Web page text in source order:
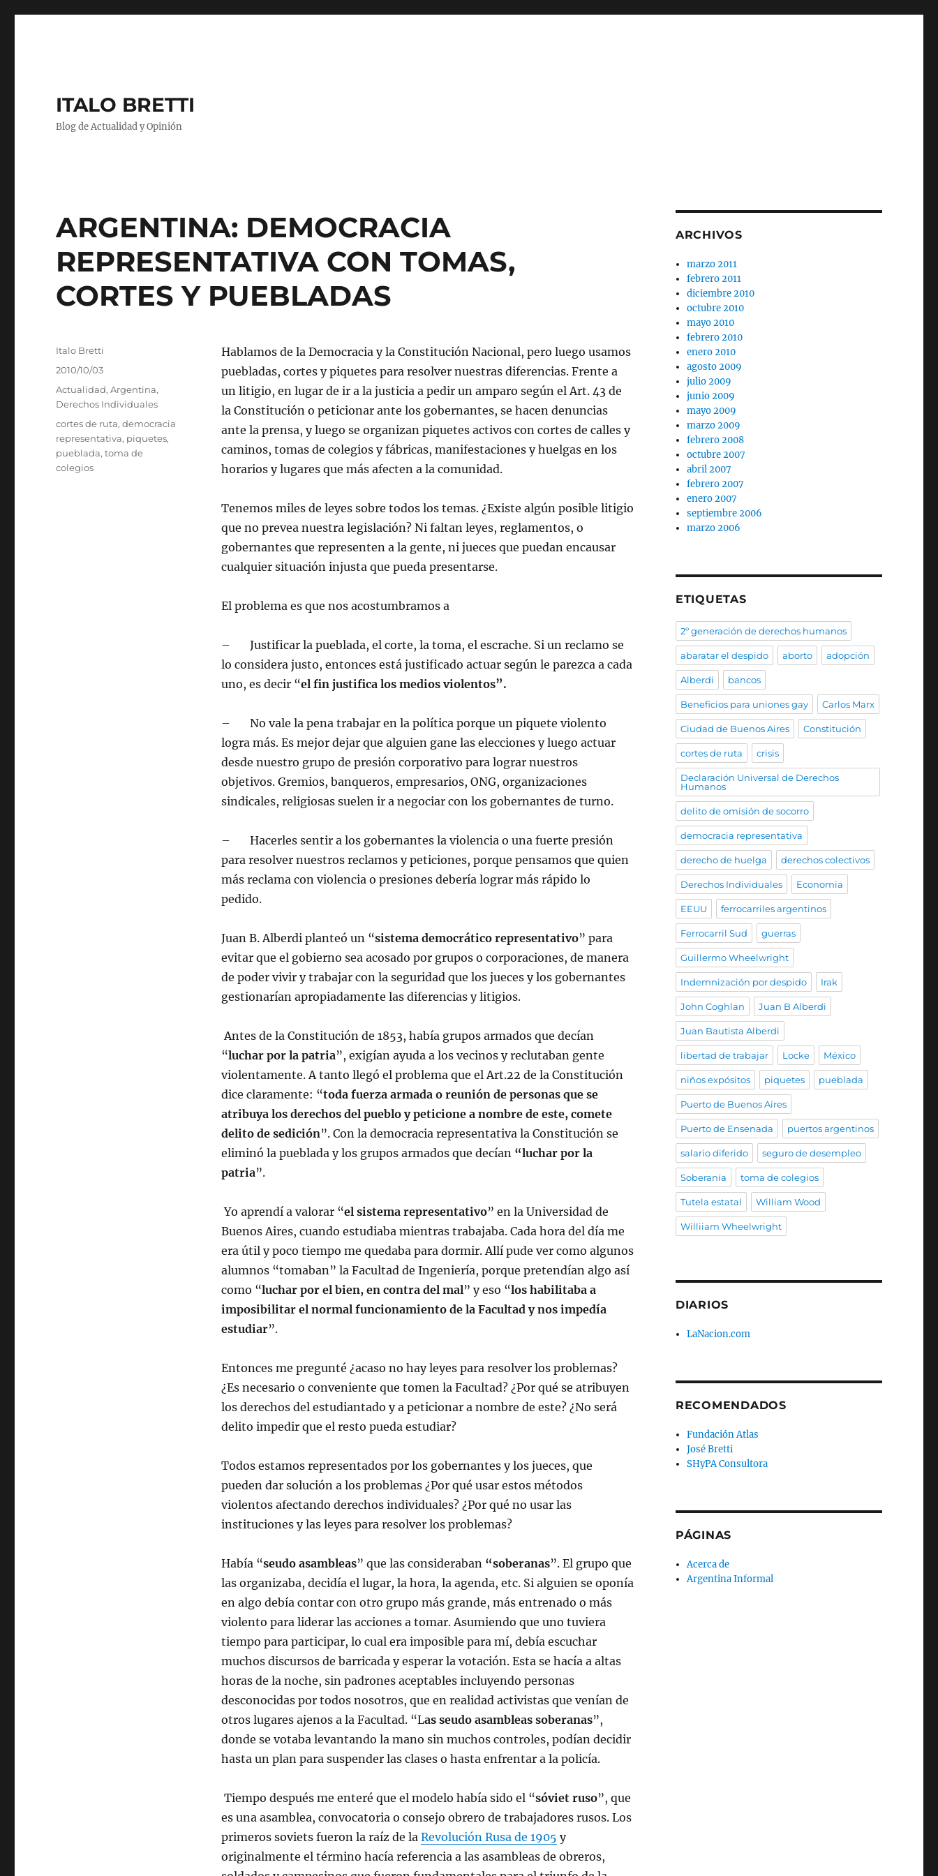
ITALO BRETTI
Blog de Actualidad y Opinión
ARGENTINA: DEMOCRACIA
REPRESENTATIVA CON TOMAS,
CORTES Y PUEBLADAS
Hablamos de la Democracia y la Constitución Nacional, pero luego usamos
puebladas, cortes y piquetes para resolver nuestras diferencias. Frente a
un litigio, en lugar de ir a la justicia a pedir un amparo según el Art. 43 de
la Constitución o peticionar ante los gobernantes, se hacen denuncias
ante la prensa, y luego se organizan piquetes activos con cortes de calles y
caminos, tomas de colegios y fábricas, manifestaciones y huelgas en los
horarios y lugares que más afecten a la comunidad.
Tenemos miles de leyes sobre todos los temas. ¿Existe algún posible litigio
que no prevea nuestra legislación? Ni faltan leyes, reglamentos, o
gobernantes que representen a la gente, ni jueces que puedan encausar
cualquier situación injusta que pueda presentarse.
El problema es que nos acostumbramos a
– Justificar la pueblada, el corte, la toma, el escrache. Si un reclamo se
lo considera justo, entonces está justificado actuar según le parezca a cada
uno, es decir “el fin justifica los medios violentos”.
– No vale la pena trabajar en la política porque un piquete violento
logra más. Es mejor dejar que alguien gane las elecciones y luego actuar
desde nuestro grupo de presión corporativo para lograr nuestros
objetivos. Gremios, banqueros, empresarios, ONG, organizaciones
sindicales, religiosas suelen ir a negociar con los gobernantes de turno.
– Hacerles sentir a los gobernantes la violencia o una fuerte presión
para resolver nuestros reclamos y peticiones, porque pensamos que quien
más reclama con violencia o presiones debería lograr más rápido lo
pedido.
Juan B. Alberdi planteó un “sistema democrático representativo” para
evitar que el gobierno sea acosado por grupos o corporaciones, de manera
de poder vivir y trabajar con la seguridad que los jueces y los gobernantes
gestionarían apropiadamente las diferencias y litigios.
Antes de la Constitución de 1853, había grupos armados que decían
“luchar por la patria”, exigían ayuda a los vecinos y reclutaban gente
violentamente. A tanto llegó el problema que el Art.22 de la Constitución
dice claramente: “toda fuerza armada o reunión de personas que se
atribuya los derechos del pueblo y peticione a nombre de este, comete
delito de sedición”. Con la democracia representativa la Constitución se
eliminó la pueblada y los grupos armados que decían “luchar por la
patria”.
Yo aprendí a valorar “el sistema representativo” en la Universidad de
Buenos Aires, cuando estudiaba mientras trabajaba. Cada hora del día me
era útil y poco tiempo me quedaba para dormir. Allí pude ver como algunos
alumnos “tomaban” la Facultad de Ingeniería, porque pretendían algo así
como “luchar por el bien, en contra del mal” y eso “los habilitaba a
imposibilitar el normal funcionamiento de la Facultad y nos impedía
estudiar”.
Entonces me pregunté ¿acaso no hay leyes para resolver los problemas?
¿Es necesario o conveniente que tomen la Facultad? ¿Por qué se atribuyen
los derechos del estudiantado y a peticionar a nombre de este? ¿No será
delito impedir que el resto pueda estudiar?
Todos estamos representados por los gobernantes y los jueces, que
pueden dar solución a los problemas ¿Por qué usar estos métodos
violentos afectando derechos individuales? ¿Por qué no usar las
instituciones y las leyes para resolver los problemas?
Había “seudo asambleas” que las consideraban “soberanas”. El grupo que
las organizaba, decidía el lugar, la hora, la agenda, etc. Si alguien se oponía
en algo debía contar con otro grupo más grande, más entrenado o más
violento para liderar las acciones a tomar. Asumiendo que uno tuviera
tiempo para participar, lo cual era imposible para mí, debía escuchar
muchos discursos de barricada y esperar la votación. Esta se hacía a altas
horas de la noche, sin padrones aceptables incluyendo personas
desconocidas por todos nosotros, que en realidad activistas que venían de
otros lugares ajenos a la Facultad. “Las seudo asambleas soberanas”,
donde se votaba levantando la mano sin muchos controles, podían decidir
hasta un plan para suspender las clases o hasta enfrentar a la policía.
Tiempo después me enteré que el modelo había sido el “sóviet ruso”, que
es una asamblea, convocatoria o consejo obrero de trabajadores rusos. Los
primeros soviets fueron la raíz de la Revolución Rusa de 1905 y
originalmente el término hacía referencia a las asambleas de obreros,
Autor
Italo Bretti
Publicado
2010/10/03
Categorías
Actualidad,Argentina,
Derechos Individuales
Etiquetas
cortes de ruta,democracia
representativa, piquetes,
pueblada,toma de
colegios
ARCHIVOS
marzo 2011
febrero 2011
diciembre 2010
octubre 2010
mayo 2010
febrero 2010
enero 2010
agosto 2009
julio 2009
junio 2009
mayo 2009
marzo 2009
febrero 2008
octubre 2007
abril 2007
febrero 2007
enero 2007
septiembre 2006
marzo 2006
ETIQUETAS
2º generación de derechos humanos
abaratar el despido aborto adopción
Alberdi bancos
Beneficios para uniones gay Carlos Marx
Ciudad de Buenos Aires Constitución
cortes de ruta crisis
Declaración Universal de Derechos
Humanos
delito de omisión de socorro
democracia representativa
derecho de huelga derechos colectivos
Derechos Individuales Economia
EEUU ferrocarriles argentinos
Ferrocarril Sud guerras
Guillermo Wheelwright
Indemnización por despido Irak
John Coghlan Juan B Alberdi
Juan Bautista Alberdi
libertad de trabajar Locke México
niños expósitos piquetes pueblada
Puerto de Buenos Aires
Puerto de Ensenada puertos argentinos
salario diferido seguro de desempleo
Soberanía toma de colegios
Tutela estatal William Wood
Williiam Wheelwright
DIARIOS
LaNacion.com
RECOMENDADOS
Fundación Atlas
José Bretti
SHyPA Consultora
PÁGINAS
Acerca de
Argentina Informal